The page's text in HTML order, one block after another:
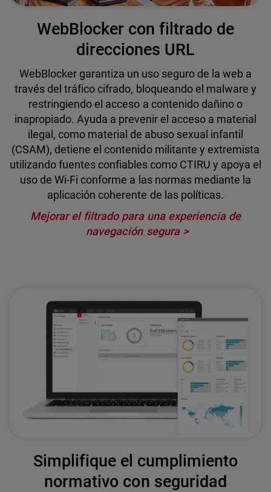
WebBlocker con filtrado de
direcciones URL
WebBlocker garantiza un uso seguro de la web a
través del tráfico cifrado, bloqueando el malware y
restringiendo el acceso a contenido dañino o
inapropiado. Ayuda a prevenir el acceso a material
ilegal, como material de abuso sexual infantil
(CSAM), detiene el contenido militante y extremista
utilizando fuentes confiables como CTIRU y apoya el
uso de Wi-Fi conforme a las normas mediante la
aplicación coherente de las políticas.
Mejorar el filtrado para una experiencia de
navegación segura
Simplifique el cumplimiento
normativo con seguridad